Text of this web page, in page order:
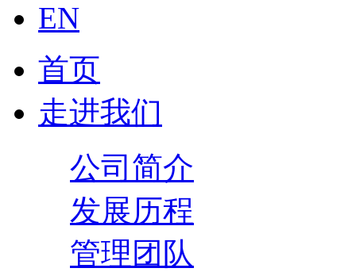
EN
首页
走进我们
公司简介
发展历程
管理团队